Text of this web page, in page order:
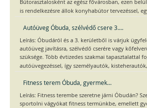
Bútorasztalosként az egész fővárosban, ezen
is rendelkezésre állok konyhabútor tervezéssel,
Autóüveg Óbuda, szélvédő csere 3....
Leírás: Óbudáról és a 3. kerületből is várjuk
autóüveg javításra, szélvédő cserére vagy
szüksége. Több évtizedes szakmai tapasztalattal
autóüvegezéssel, így személyautók,
Fitness terem Óbuda, gyermek...
Leírás: Fitness terembe szeretne járni Óbudán?
sportolni vágyókat fitness termünkbe, emellett